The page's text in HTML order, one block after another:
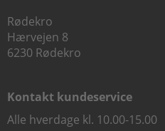
Rødekro
Hærvejen 8
6230 Rødekro
Kontakt kundeservice
Alle hverdage kl. 10.00-15.00